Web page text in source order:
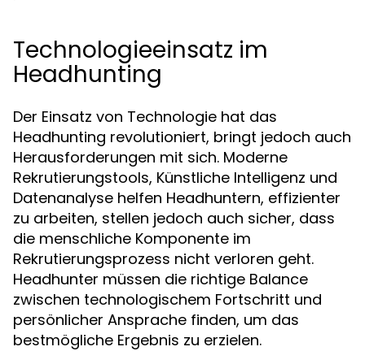
Technologieeinsatz im
Headhunting
Der Einsatz von Technologie hat das
Headhunting revolutioniert, bringt jedoch auch
Herausforderungen mit sich. Moderne
Rekrutierungstools, Künstliche Intelligenz und
Datenanalyse helfen Headhuntern, effizienter
zu arbeiten, stellen jedoch auch sicher, dass
die menschliche Komponente im
Rekrutierungsprozess nicht verloren geht.
Headhunter müssen die richtige Balance
zwischen technologischem Fortschritt und
persönlicher Ansprache finden, um das
bestmögliche Ergebnis zu erzielen.